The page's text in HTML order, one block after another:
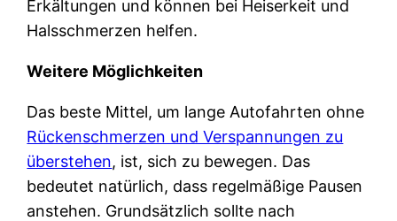
Erkältungen und können bei Heiserkeit und
Halsschmerzen helfen.
Weitere Möglichkeiten
Das beste Mittel, um lange Autofahrten ohne
Rückenschmerzen und Verspannungen zu
überstehen, ist, sich zu bewegen. Das
bedeutet natürlich, dass regelmäßige Pausen
anstehen. Grundsätzlich sollte nach